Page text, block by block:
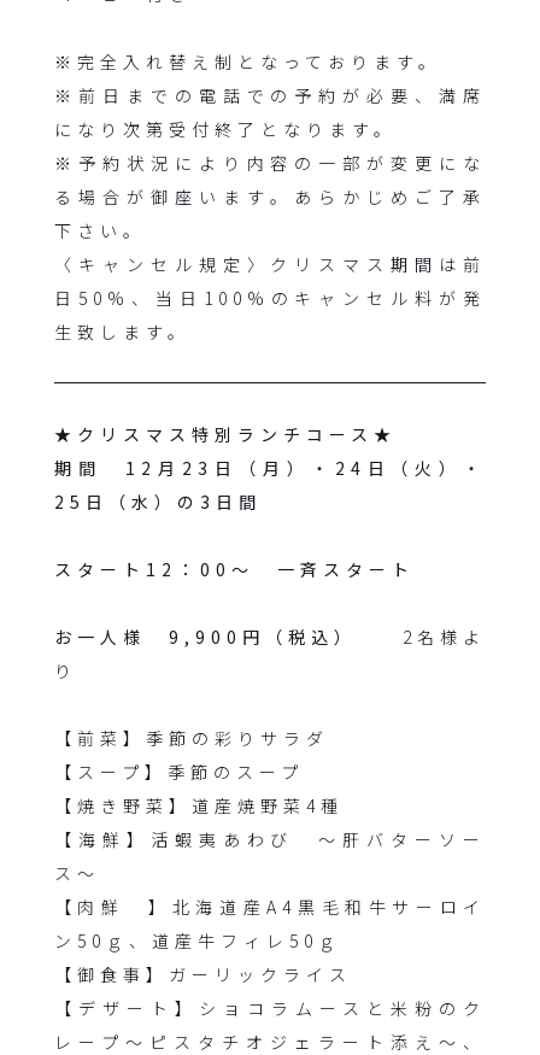
※完全入れ替え制となっております。
※前日までの電話での予約が必要、満席
になり次第受付終了となります。
※予約状況により内容の一部が変更にな
る場合が御座います。あらかじめご了承
下さい。
〈キャンセル規定〉クリスマス期間は前
日50%、当日100%のキャンセル料が発
生致します。
★クリスマス特別ランチコース★
期間 12月23日（月）・24日（火）・
25日（水）の3日間
スタート12：00〜 一斉スタート
お一人様 9,900円（税込）
2名様よ
り
【前菜】季節の彩りサラダ
【スープ】季節のスープ
【焼き野菜】道産焼野菜4種
【海鮮】活蝦夷あわび 〜肝バターソー
ス〜
【肉鮮 】北海道産A4黒毛和牛サーロイ
ン50ｇ、道産牛フィレ50ｇ
【御食事】ガーリックライス
【デザート】ショコラムースと米粉のク
レープ〜ピスタチオジェラート添え〜、